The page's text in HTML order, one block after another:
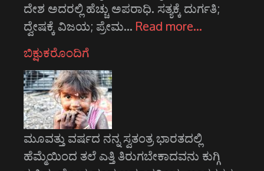
ದೇಶ ಅದರಲ್ಲಿ ಹೆಚ್ಚು ಅಪರಾಧಿ. ಸತ್ಯಕ್ಕೆ ದುರ್ಗತಿ;
ದ್ವೇಷಕ್ಕೆ ವಿಜಯ; ಪ್ರೇಮ… Read more…
ಬಿಕ್ಷುಕರೊಂದಿಗೆ
ಮೂವತ್ತು ವರ್ಷದ ನನ್ನ ಸ್ವತಂತ್ರ ಭಾರತದಲ್ಲಿ
ಹೆಮ್ಮೆಯಿಂದ ತಲೆ ಎತ್ತಿ ತಿರುಗಬೇಕಾದವನು ಕುಗ್ಗಿ